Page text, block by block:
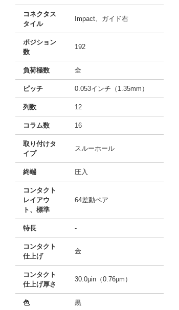
コネクタス
タイル
Impact、ガイド右
ポジション
数
192
負荷極数 全
ピッチ 0.053インチ（1.35mm）
列数 12
コラム数 16
取り付けタ
イプ
スルーホール
終端 圧入
コンタクト
レイアウ
ト、標準
64差動ペア
特長 -
コンタクト
仕上げ
金
コンタクト
仕上げ厚さ
30.0µin（0.76µm）
色 黒